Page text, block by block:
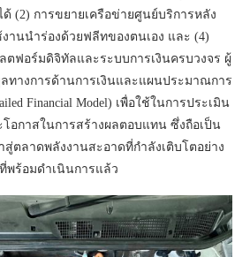
ด้ (2) การขยายเครือข่ายศูนย์บริการหลัง
านนำร่องด้วยฟลีทของตนเอง และ (4)
ตฟอร์มดิจิทัลและระบบการเงินครบวงจร ผู้
ทางการด้านการเงินและแผนประมาณการ
Financial Model) เพื่อใช้ในการประเมิน
อกาสในการสร้างผลตอบแทน ซึ่งถือเป็น
สู่ตลาดพลังงานสะอาดที่กำลังเติบโตอย่าง
พร้อมดำเนินการแล้ว